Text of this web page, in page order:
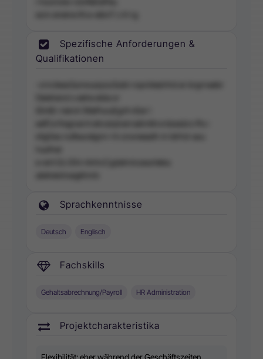
Spezifische Anforderungen &
Qualifikationen
Sprachkenntnisse
Deutsch Englisch
Fachskills
Gehaltsabrechnung/Payroll HR Administration
Projektcharakteristika
Flexibilität: eher während der Geschäftszeiten